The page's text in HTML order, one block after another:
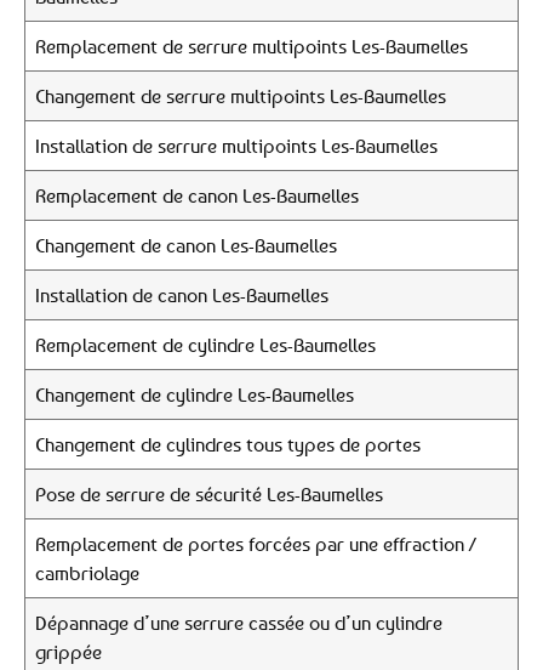
Remplacement de serrure multipoints Les-Baumelles
Changement de serrure multipoints Les-Baumelles
Installation de serrure multipoints Les-Baumelles
Remplacement de canon Les-Baumelles
Changement de canon Les-Baumelles
Installation de canon Les-Baumelles
Remplacement de cylindre Les-Baumelles
Changement de cylindre Les-Baumelles
Changement de cylindres tous types de portes
Pose de serrure de sécurité Les-Baumelles
Remplacement de portes forcées par une effraction /
cambriolage
Dépannage d’une serrure cassée ou d’un cylindre
grippée